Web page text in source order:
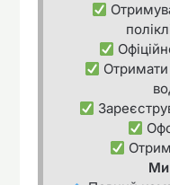
Отримати
Ми